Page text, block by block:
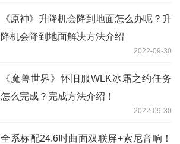
《原神》升降机会降到地面怎么办呢？升
降机会降到地面解决方法介绍
2022-09-30
《魔兽世界》怀旧服WLK冰霜之约任务
怎么完成？完成方法介绍！
2022-09-30
全系标配24.6吋曲面双联屏+索尼音响！